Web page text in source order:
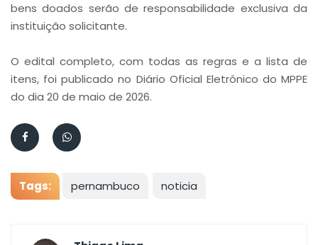
bens doados serão de responsabilidade exclusiva da
instituição solicitante.
O edital completo, com todas as regras e a lista de
itens, foi publicado no Diário Oficial Eletrônico do MPPE
do dia 20 de maio de 2026.
Tags: pernambuco noticia